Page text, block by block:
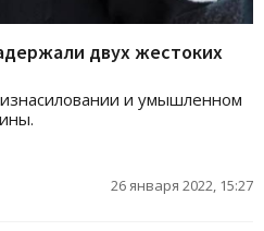
двух жестоких
и умышленном
26 января 2022, 15:27